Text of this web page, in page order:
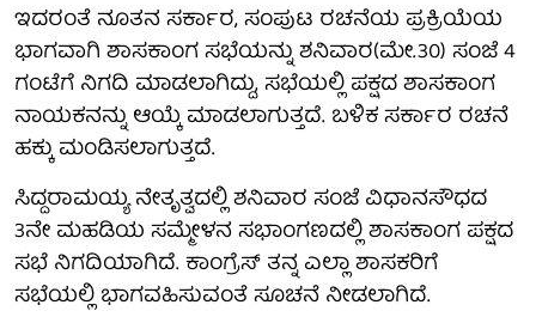
ಇದರಂತೆ ನೂತನ ಸರ್ಕಾರ, ಸಂಪುಟ ರಚನೆಯ ಪ್ರಕ್ರಿಯೆಯ
ಭಾಗವಾಗಿ ಶಾಸಕಾಂಗ ಸಭೆಯನ್ನು ಶನಿವಾರ(ಮೇ.30) ಸಂಜೆ 4
ಗಂಟೆಗೆ ನಿಗದಿ ಮಾಡಲಾಗಿದ್ದು, ಸಭೆಯಲ್ಲಿ ಪಕ್ಷದ ಶಾಸಕಾಂಗ
ನಾಯಕನನ್ನು ಆಯ್ಕೆ ಮಾಡಲಾಗುತ್ತದೆ. ಬಳಿಕ ಸರ್ಕಾರ ರಚನೆ
ಹಕ್ಕು ಮಂಡಿಸಲಾಗುತ್ತದೆ.
ಸಿದ್ದರಾಮಯ್ಯ ನೇತೃತ್ವದಲ್ಲಿ ಶನಿವಾರ ಸಂಜೆ ವಿಧಾನಸೌಧದ
3ನೇ ಮಹಡಿಯ ಸಮ್ಮೇಳನ ಸಭಾಂಗಣದಲ್ಲಿ ಶಾಸಕಾಂಗ ಪಕ್ಷದ
ಸಭೆ ನಿಗದಿಯಾಗಿದೆ. ಕಾಂಗ್ರೆಸ್ ತನ್ನ ಎಲ್ಲಾ ಶಾಸಕರಿಗೆ
ಸಭೆಯಲ್ಲಿ ಭಾಗವಹಿಸುವಂತೆ ಸೂಚನೆ ನೀಡಲಾಗಿದೆ.